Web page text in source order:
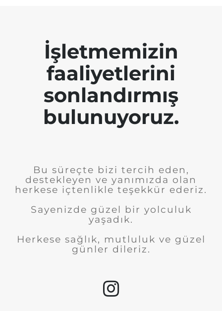
İşletmemizin
faaliyetlerini
sonlandırmış
bulunuyoruz.
Bu süreçte bizi tercih eden,
destekleyen ve yanımızda olan
herkese içtenlikle teşekkür ederiz.
Sayenizde güzel bir yolculuk
yaşadık.
Herkese sağlık, mutluluk ve güzel
günler dileriz.